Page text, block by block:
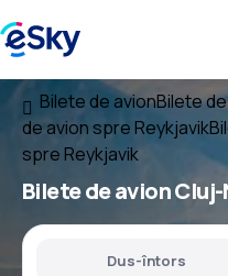
Bilete de avionBilete
de avion spre Reykjavik
spre Reykjavik
Bilete de avionCluj-
Dus-întors